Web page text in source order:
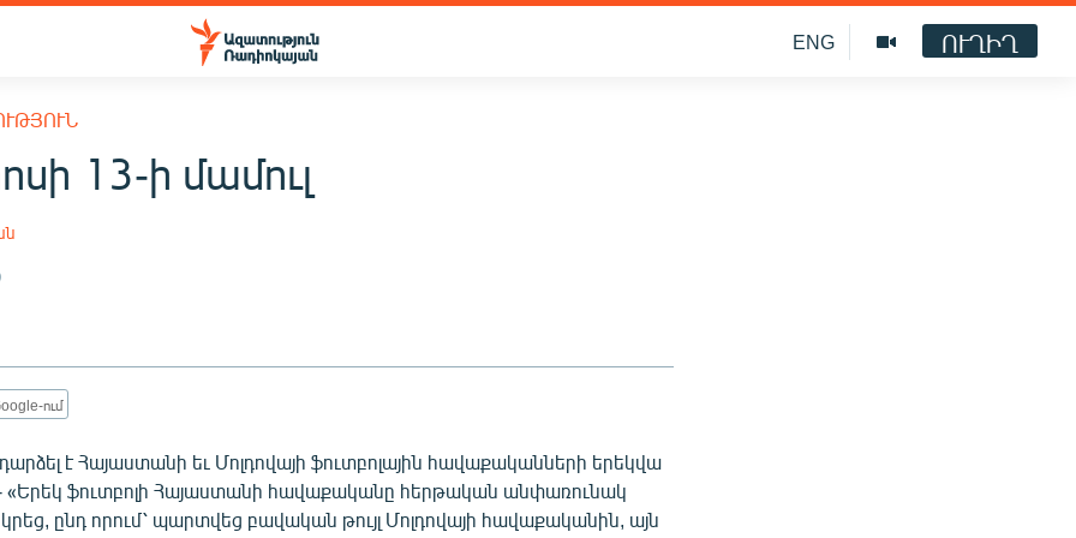
ENG ՈՒՂԻՂ
13-ի մամուլ
ում
է Հայաստանի եւ Մոլդովայի ֆուտբոլային հավաքականների երեկվա
«Երեկ ֆուտբոլի Հայաստանի հավաքականը հերթական անփառունակ
ընդ որում՝ պարտվեց բավական թույլ Մոլդովայի հավաքականին, այն